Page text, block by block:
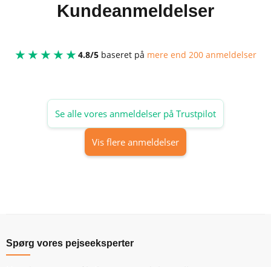
Kundeanmeldelser
★★★★★ 4.8/5 baseret på mere end 200 anmeldelser
Se alle vores anmeldelser på Trustpilot
Vis flere anmeldelser
Spørg vores pejseeksperter